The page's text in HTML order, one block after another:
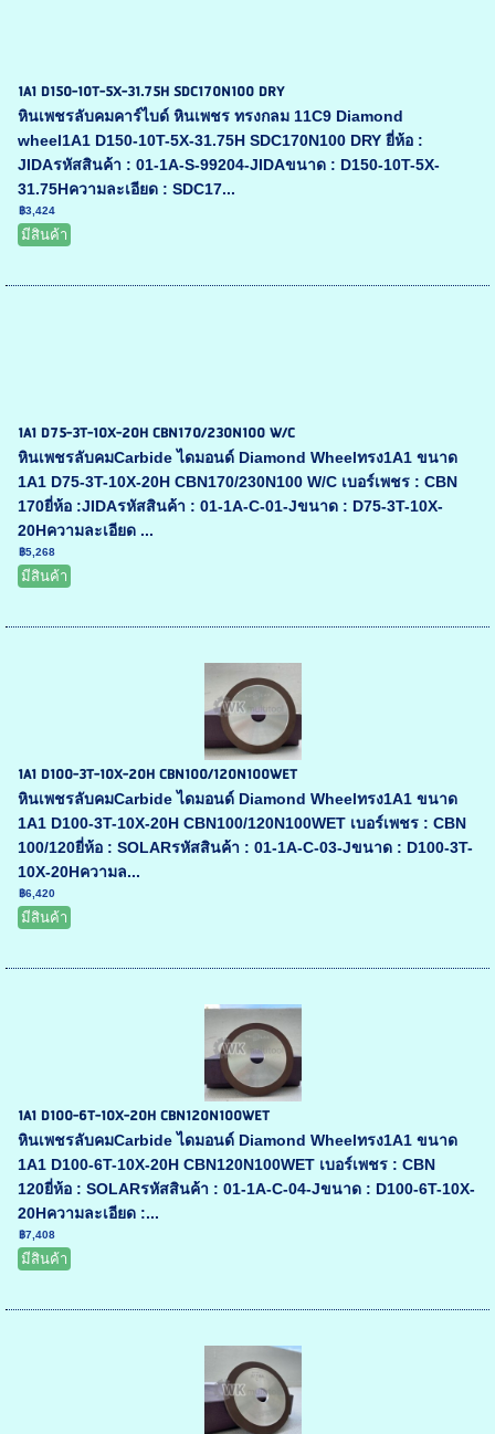
1A1 D150-10T-5X-31.75H SDC170N100 DRY
หินเพชรลับคมคาร์ไบด์ หินเพชร ทรงกลม 11C9 Diamond
wheel1A1 D150-10T-5X-31.75H SDC170N100 DRY ยี่ห้อ :
JIDAรหัสสินค้า : 01-1A-S-99204-JIDAขนาด : D150-10T-5X-
31.75Hความละเอียด : SDC17...
฿3,424
มีสินค้า
1A1 D75-3T-10X-20H CBN170/230N100 W/C
หินเพชรลับคมCarbide ไดมอนด์ Diamond Wheelทรง1A1 ขนาด
1A1 D75-3T-10X-20H CBN170/230N100 W/C เบอร์เพชร : CBN
170ยี่ห้อ :JIDAรหัสสินค้า : 01-1A-C-01-Jขนาด : D75-3T-10X-
20Hความละเอียด ...
฿5,268
มีสินค้า
1A1 D100-3T-10X-20H CBN100/120N100WET
หินเพชรลับคมCarbide ไดมอนด์ Diamond Wheelทรง1A1 ขนาด
1A1 D100-3T-10X-20H CBN100/120N100WET เบอร์เพชร : CBN
100/120ยี่ห้อ : SOLARรหัสสินค้า : 01-1A-C-03-Jขนาด : D100-3T-
10X-20Hความล...
฿6,420
มีสินค้า
1A1 D100-6T-10X-20H CBN120N100WET
หินเพชรลับคมCarbide ไดมอนด์ Diamond Wheelทรง1A1 ขนาด
1A1 D100-6T-10X-20H CBN120N100WET เบอร์เพชร : CBN
120ยี่ห้อ : SOLARรหัสสินค้า : 01-1A-C-04-Jขนาด : D100-6T-10X-
20Hความละเอียด :...
฿7,408
มีสินค้า